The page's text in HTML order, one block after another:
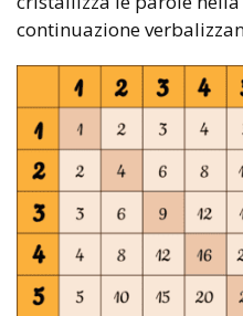
continuazione